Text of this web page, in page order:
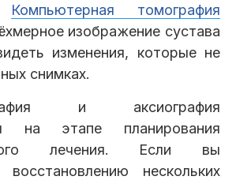
Компьютерная томография
изображение сустава
изменения, которые не
снимках.
и аксиография
на этапе планирования
лечения. Если вы
нескольких